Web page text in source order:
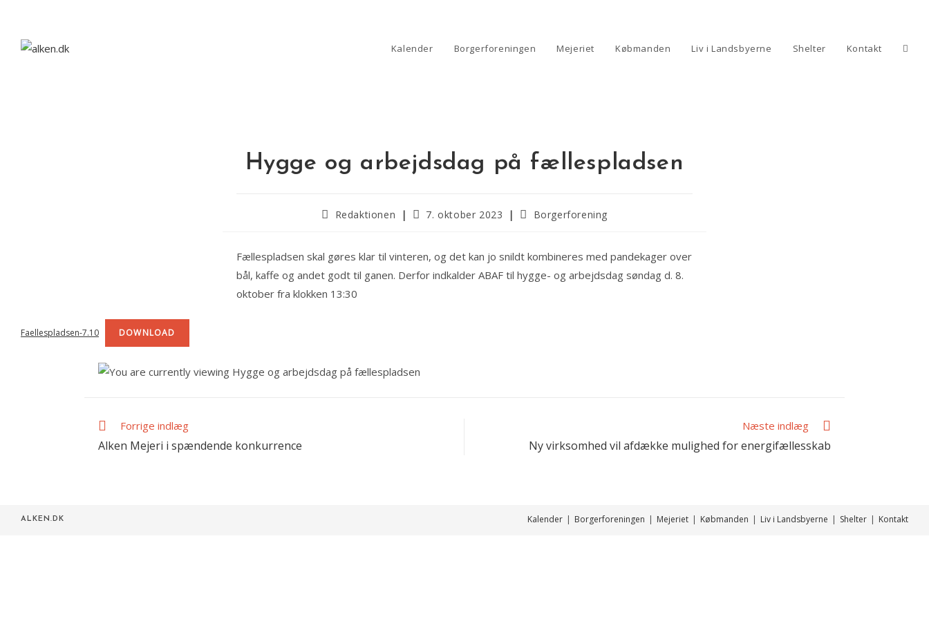
content
Kalender Borgerforeningen Mejeriet Købmanden Liv i Landsbyerne Shelter Kontakt
Hygge og arbejdsdag på fællespladsen
PostRedaktionen
Post7. oktober 2023
PostBorgerforening
Fællespladsen skal gøres klar til vinteren, og det kan jo snildt kombineres med pandekager over
bål, kaffe og andet godt til ganen. Derfor indkalder ABAF til hygge- og arbejdsdag søndag d. 8.
oktober fra klokken 13:30
Faellespladsen-7.10 DOWNLOAD
Read
articles
Forrige indlæg
Alken Mejeri i spændende konkurrence
Næste indlæg
Ny virksomhed vil afdække mulighed for energifællesskab
Kalender Borgerforeningen Mejeriet Købmanden Liv i Landsbyerne Shelter Kontakt
ALKEN.DK